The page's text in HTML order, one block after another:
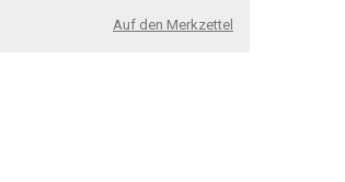
Auf den Merkzettel